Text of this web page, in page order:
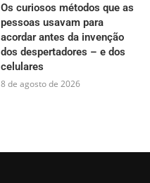
Os curiosos métodos que as
pessoas usavam para
acordar antes da invenção
dos despertadores – e dos
celulares
8 de agosto de 2026